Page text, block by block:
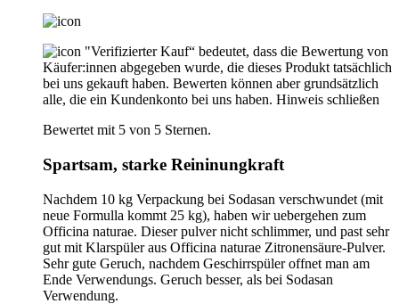
"Verifizierter Kauf“ bedeutet, dass die Bewertung von
Käufer:innen abgegeben wurde, die dieses Produkt tatsächlich
bei uns gekauft haben. Bewerten können aber grundsätzlich
alle, die ein Kundenkonto bei uns haben. Hinweis schließen
Bewertet mit 5 von 5 Sternen.
Spartsam, starke Reininungkraft
Nachdem 10 kg Verpackung bei Sodasan verschwundet (mit
neue Formulla kommt 25 kg), haben wir uebergehen zum
Officina naturae. Dieser pulver nicht schlimmer, und past sehr
gut mit Klarspüler aus Officina naturae Zitronensäure-Pulver.
Sehr gute Geruch, nachdem Geschirrspüler offnet man am
Ende Verwendungs. Geruch besser, als bei Sodasan
Verwendung.